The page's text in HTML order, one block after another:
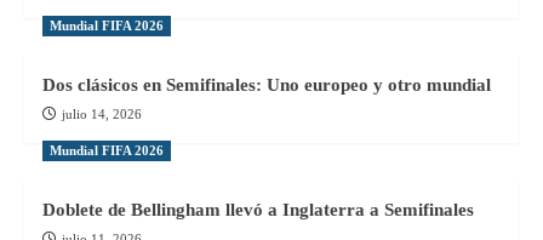
Mundial FIFA 2026
Dos clásicos en Semifinales: Uno europeo y otro mundial
julio 14, 2026
Mundial FIFA 2026
Doblete de Bellingham llevó a Inglaterra a Semifinales